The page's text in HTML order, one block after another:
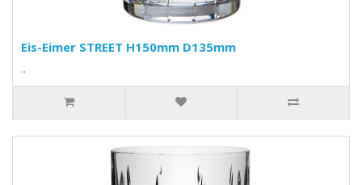
Eis-Eimer STREET H150mm D135mm
..